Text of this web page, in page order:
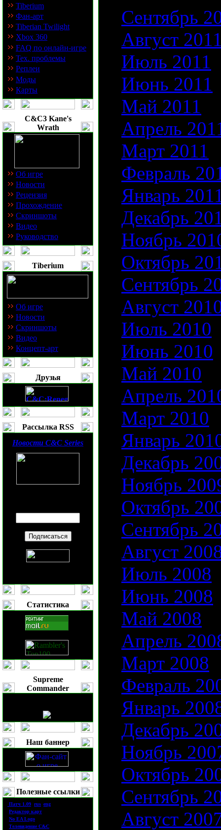
Tiberium
Фан-арт
Tiberian Twilight
Xbox 360
FAQ по онлайн-игре
Тех. проблемы
Реплеи
Моды
Карты
C&C3 Kane's
Wrath
Об игре
Новости
Рецензия
Прохождение
Скриншоты
Видео
Руководство
Tiberium
Об игре
Новости
Скриншоты
Видео
Концепт-арт
Друзья
Рассылка RSS
Новости C&C Series
Статистика
Supreme
Commander
Наш баннер
Полезные ссылки
Патч 1.09 rus eng
Редактор карт
No EA Logo
ТелевидениеC&C
Сентябрь
Август
Июль 2011
Июнь 2011
Май 2011
Апрель
Март 2011
Февраль
Январь
Декабрь
Ноябрь
Октябрь
Сентябрь
Август
Июль 2010
Июнь 2010
Май 2010
Апрель
Март 2010
Январь
Декабрь
Ноябрь
Октябрь
Сентябрь
Август
Июль 2008
Июнь 2008
Май 2008
Апрель
Март 2008
Февраль
Январь
Декабрь
Ноябрь
Октябрь
Сентябрь
Август